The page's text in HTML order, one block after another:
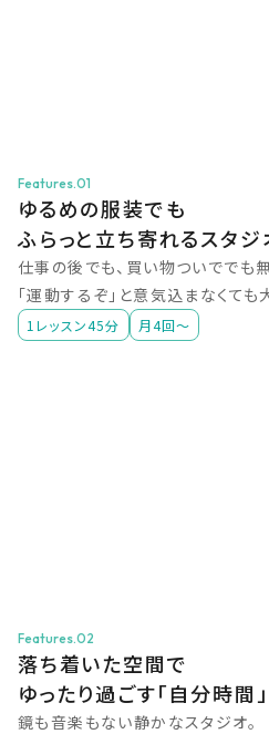
Features.01
ゆるめの服装でも
ふらっと立ち寄れるスタジ
仕事の後でも、買い物ついででも
「運動するぞ」と意気込まなくても
1レッスン45分 月4回〜
Features.02
落ち着いた空間で
ゆったり過ごす「自分時間」
鏡も音楽もない静かなスタジオ。